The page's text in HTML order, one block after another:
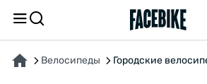
Велосипеды Городские